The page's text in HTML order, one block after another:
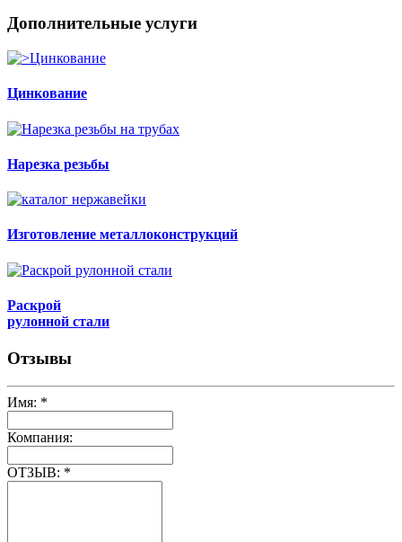
Дополнительные услуги
Цинкование
Нарезка резьбы
Изготовление металлоконструкций
Раскрой
рулонной стали
Отзывы
Имя: *
Компания:
ОТЗЫВ: *